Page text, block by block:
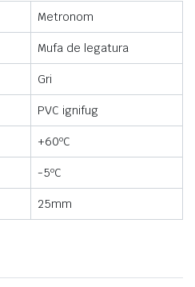
Metronom
Mufa de legatura
Gri
PVC ignifug
+60ºC
-5ºC
25mm